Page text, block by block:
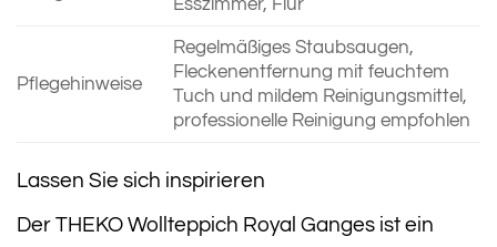
Esszimmer, Flur
Pflegehinweise
Regelmäßiges Staubsaugen,
Fleckenentfernung mit feuchtem
Tuch und mildem Reinigungsmittel,
professionelle Reinigung empfohlen
Lassen Sie sich inspirieren
Der THEKO Wollteppich Royal Ganges ist ein